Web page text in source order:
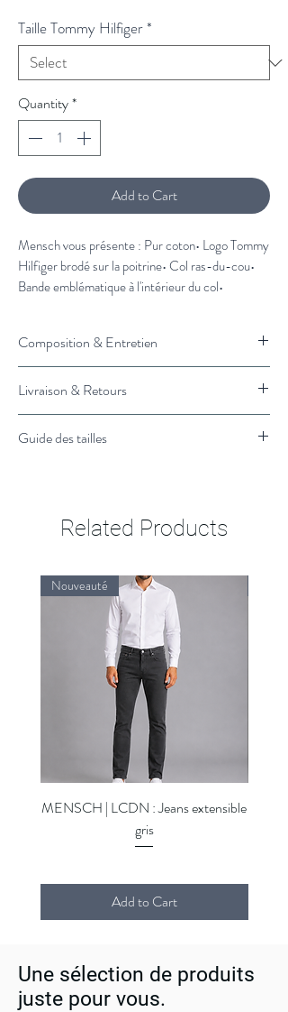
Taille Tommy Hilfiger*
Quantity*
Add to Cart
Mensch vous présente : Pur coton• Logo Tommy
Hilfiger brodé sur la poitrine• Col ras-du-cou•
Bande emblématique à l'intérieur du col•
taille MComposition et entretien• 100 % coton
Composition & Entretien
100 % coton
Livraison & Retours
Retrait en magasin : 1H
Retours gratuits, échanges &
Les frais d'envois seront à votre charge.
Guide des tailles
Related Products
Nouveauté
MENSCH | LCDN : Jeans extensible
gris
Add to Cart
Une sélection de produits
juste pour vous.